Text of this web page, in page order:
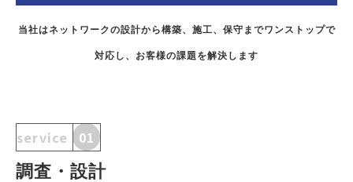
当社はネットワークの設計から構築、施工、保守までワンストップで
対応し、お客様の課題を解決します
service 01
調査・設計